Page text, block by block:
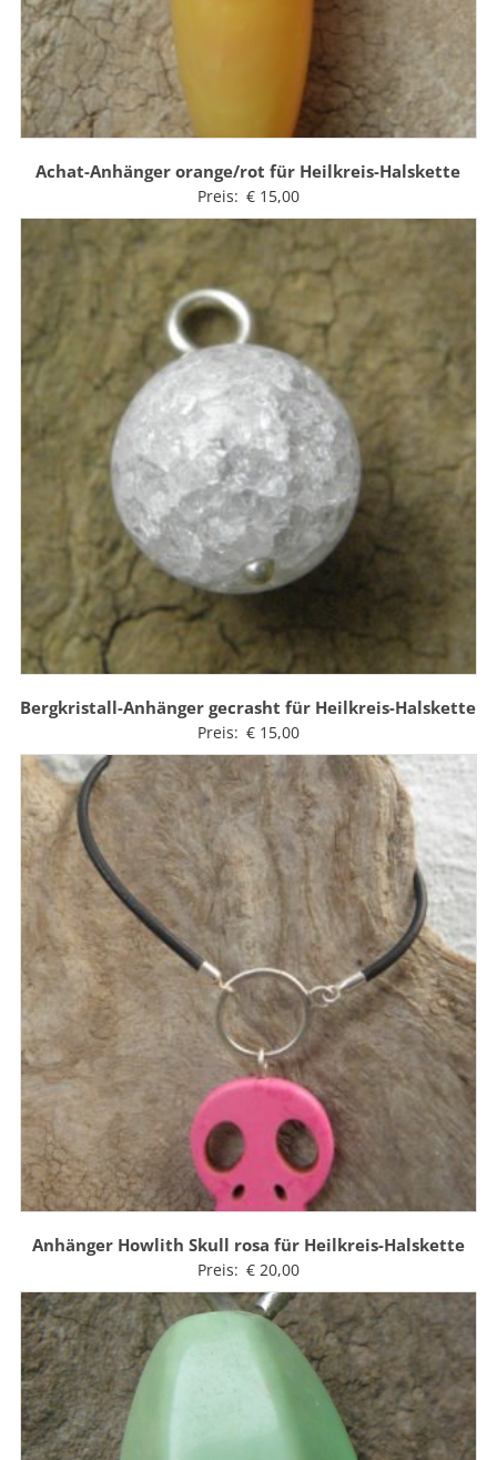
Achat-Anhänger orange/rot für Heilkreis-Halskette
Preis: €15,00
Bergkristall-Anhänger gecrasht für Heilkreis-Halskette
Preis: €15,00
Anhänger Howlith Skull rosa für Heilkreis-Halskette
Preis: €20,00